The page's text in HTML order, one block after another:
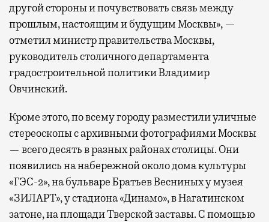
другой стороны и почувствовать связь между
прошлым, настоящим и будущим Москвы», —
отметил министр правительства Москвы,
руководитель столичного департамента
градостроительной политики Владимир
Овчинский.
Кроме этого, по всему городу разместили уличные
стереоскопы с архивными фотографиями Москвы
— всего десять в разных районах столицы. Они
появились на набережной около дома культуры
«ГЭС-2», на бульваре Братьев Весниных у музея
«ЗИЛАРТ», у стадиона «Динамо», в Нагатинском
затоне, на площади Тверской заставы. С помощью